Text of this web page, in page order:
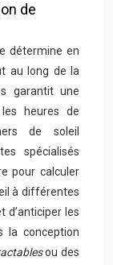
de
détermine en
au long de la
garantit une
heures de
de soleil
spécialisés
pour calculer
à différentes
d’anticiper les
la conception
ou des